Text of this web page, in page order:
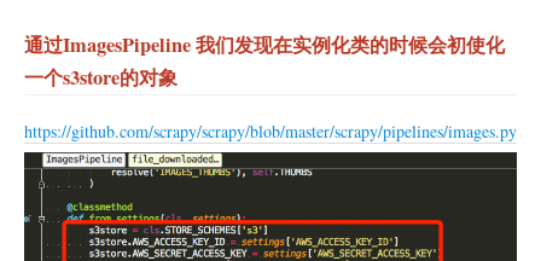
通过ImagesPipeline 我们发现在实例化类的时候会初使化
一个s3store的对象
https://github.com/scrapy/scrapy/blob/master/scrapy/pipelines/images.py